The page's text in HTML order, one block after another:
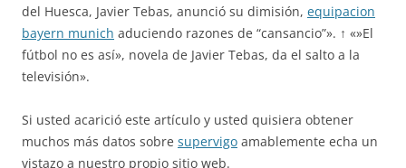
del Huesca, Javier Tebas, anunció su dimisión, equipacion
bayern munich aduciendo razones de “cansancio”». ↑ «»El
fútbol no es así», novela de Javier Tebas, da el salto a la
televisión».
Si usted acarició este artículo y usted quisiera obtener
muchos más datos sobre supervigo amablemente echa un
vistazo a nuestro propio sitio web.